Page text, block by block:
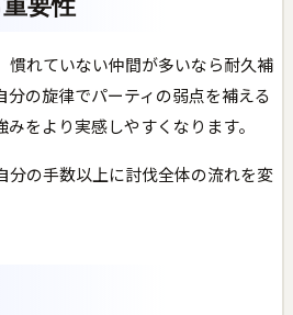
要性
慣れていない仲間が多いなら耐久補
の旋律でパーティの弱点を補える
をより実感しやすくなります。
分の手数以上に討伐全体の流れを変